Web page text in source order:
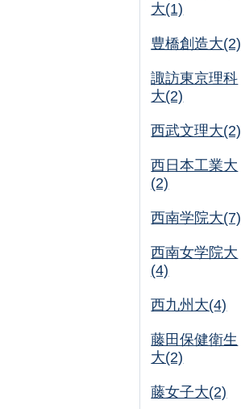
大(1)
豊橋創造大(2)
諏訪東京理科
大(2)
西武文理大(2)
西日本工業大
(2)
西南学院大(7)
西南女学院大
(4)
西九州大(4)
藤田保健衛生
大(2)
藤女子大(2)